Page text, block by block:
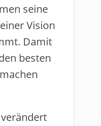
seine
Vision
Damit
besten